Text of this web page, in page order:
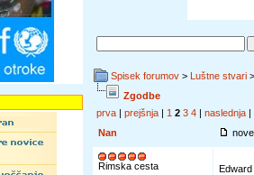
Spisek forumov > Luštne stvari
Zgodbe
prva | prejšnja | 1 2 3 4 | naslednja |
Nan
Rimska cesta